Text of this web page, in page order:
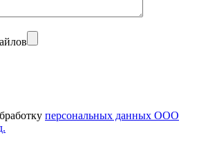
персональных данных ООО